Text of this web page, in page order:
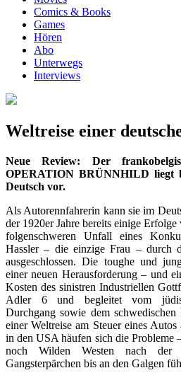
Comics & Books
Games
Hören
Abo
Unterwegs
Interviews
Weltreise einer
Neue Review: Der
OPERATION BRÜNNHILD liegt
Deutsch vor.
Als Autorennfahrerin kann sie im
der 1920er Jahre bereits einige
folgenschweren Unfall eines
Hassler – die einzige Frau – durch
ausgeschlossen. Die toughe und
einer neuen Herausforderung – und
Kosten des sinistren Industriellen
Adler 6 und begleitet vom
Durchgang sowie dem
einer Weltreise am Steuer eines
in den USA häufen sich die Probleme
noch Wilden Westen nach der
Gangsterpärchen bis an den Galgen